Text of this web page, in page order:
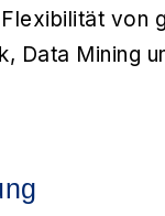
von
Data Mining